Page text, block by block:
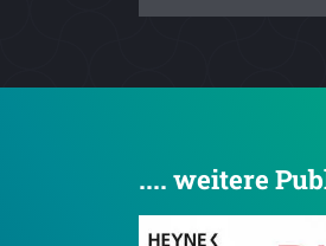
.... weitere